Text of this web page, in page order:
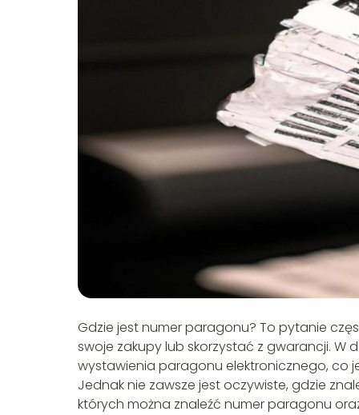
Gdzie jest numer paragonu? To pytanie
swoje zakupy lub skorzystać z gwarancji. W
wystawienia paragonu elektronicznego, co
Jednak nie zawsze jest oczywiste, gdzie
których można znaleźć numer paragonu